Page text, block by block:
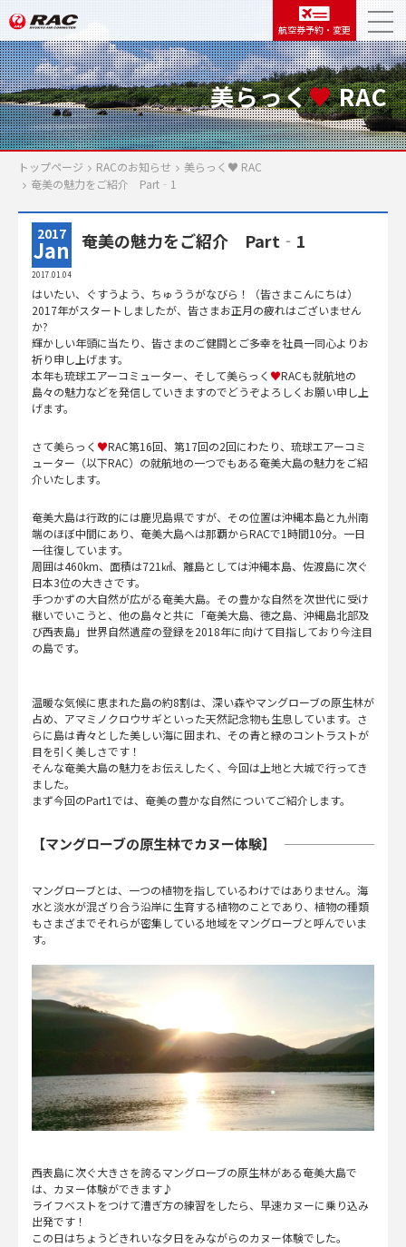
航空券予約・変更
美らっく♥RAC
トップページ RACのお知らせ 美らっく ♥ RAC
奄美の魅力をご紹介 Part‐1
2017
Jan
2017.01.04
奄美の魅力をご紹介 Part‐1
はいたい、ぐすうよう、ちゅううがなびら！（皆さまこんにちは）
2017年がスタートしましたが、皆さまお正月の疲れはございません
か?
輝かしい年頭に当たり、皆さまのご健闘とご多幸を社員一同心よりお
祈り申し上げます。
本年も琉球エアーコミューター、そして美らっく ♥RACも就航地の
島々の魅力などを発信していきますのでどうぞよろしくお願い申し上
げます。
さて美らっく ♥RAC第16回、第17回の2回にわたり、琉球エアーコミ
ューター（以下RAC）の就航地の一つでもある奄美大島の魅力をご紹
介いたします。
奄美大島は行政的には鹿児島県ですが、その位置は沖縄本島と九州南
端のほぼ中間にあり、奄美大島へは那覇からRACで1時間10分。一日
一往復しています。
周囲は460km、面積は721㎢、離島としては沖縄本島、佐渡島に次ぐ
日本3位の大きさです。
手つかずの大自然が広がる奄美大島。その豊かな自然を次世代に受け
継いでいこうと、他の島々と共に「奄美大島、徳之島、沖縄島北部及
び西表島」世界自然遺産の登録を2018年に向けて目指しており今注目
の島です。
温暖な気候に恵まれた島の約8割は、深い森やマングローブの原生林が
占め、アマミノクロウサギといった天然記念物も生息しています。さ
らに島は青々とした美しい海に囲まれ、その青と緑のコントラストが
目を引く美しさです！
そんな奄美大島の魅力をお伝えしたく、今回は上地と大城で行ってき
ました。
まず今回のPart1では、奄美の豊かな自然についてご紹介します。
【マングローブの原生林でカヌー体験】
マングローブとは、一つの植物を指しているわけではありません。海
水と淡水が混ざり合う沿岸に生育する植物のことであり、植物の種類
もさまざまでそれらが密集している地域をマングローブと呼んでいま
す。
西表島に次ぐ大きさを誇るマングローブの原生林がある奄美大島で
は、カヌー体験ができます♪
ライフベストをつけて漕ぎ方の練習をしたら、早速カヌーに乗り込み
出発です！
この日はちょうどきれいな夕日をみながらのカヌー体験でした。